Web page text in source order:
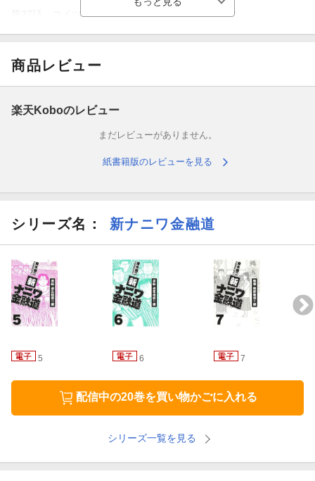
第27話 コイツら、ええカモになるんとちゃうか？
第29話 標的は、土地の上のタンコブやがな！
第30話 ビンボー商店街が銭になる？
第31話 その男、ホンマに助っ人かいや？
第32話 左浴田はんは、ワシらの救世主やで！
第34話 因縁の男、左浴田左助！
第35話 押しかけの善意、破滅への入り口！
第36話 これで、ワシらの首がつながるんや！
第37話 今夜、口火を切ったれや！
商品レビュー
楽天Koboのレビュー
まだレビューがありません。
紙書籍版のレビューを見る
シリーズ名： 新ナニワ金融道
5 6 7
配信中の20巻を買い物かごに入れる
シリーズ一覧を見る